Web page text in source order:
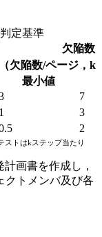
定基準
欠陥数
（欠陥数/ページ，k
最小値
7
1
3
2
ストはkステップ当たり
画書を作成し，
クトメンバ及び各